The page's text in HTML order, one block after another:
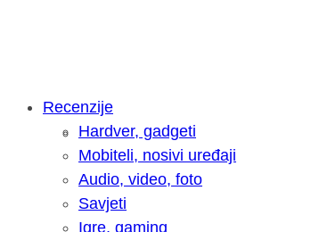
Intervju: Goran Jović,
Recenzije
Hardver, gadgeti
Mobiteli, nosivi uređaji
Audio, video, foto
Savjeti
Igre, gaming